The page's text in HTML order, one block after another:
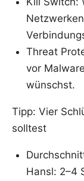
Threat
vor
wünschst.
Tipp: Vier
solltest
Hansl: 2–4